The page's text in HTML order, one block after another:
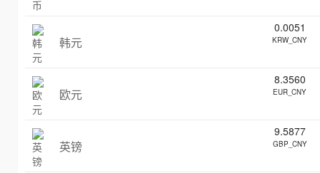
韩元
0.0051
KRW_CNY
欧元
8.3560
EUR_CNY
英镑
9.5877
GBP_CNY